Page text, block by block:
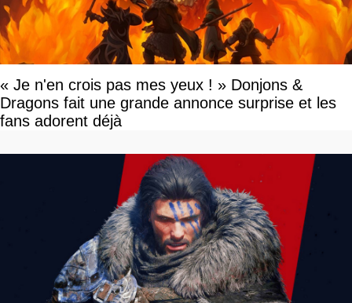
« Je n'en crois pas mes yeux ! » Donjons &
Dragons fait une grande annonce surprise et les
fans adorent déjà